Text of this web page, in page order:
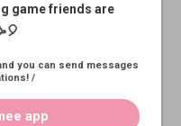
game friends are
you can send messages
/
app